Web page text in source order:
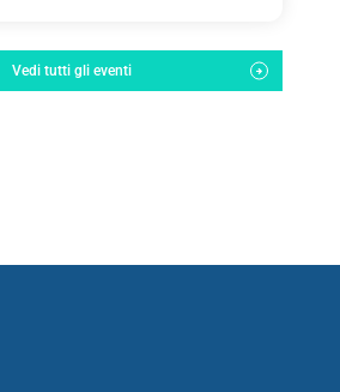
Vedi tutti gli eventi